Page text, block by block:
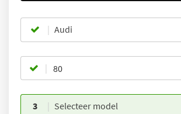
Audi
3 Selecteer model